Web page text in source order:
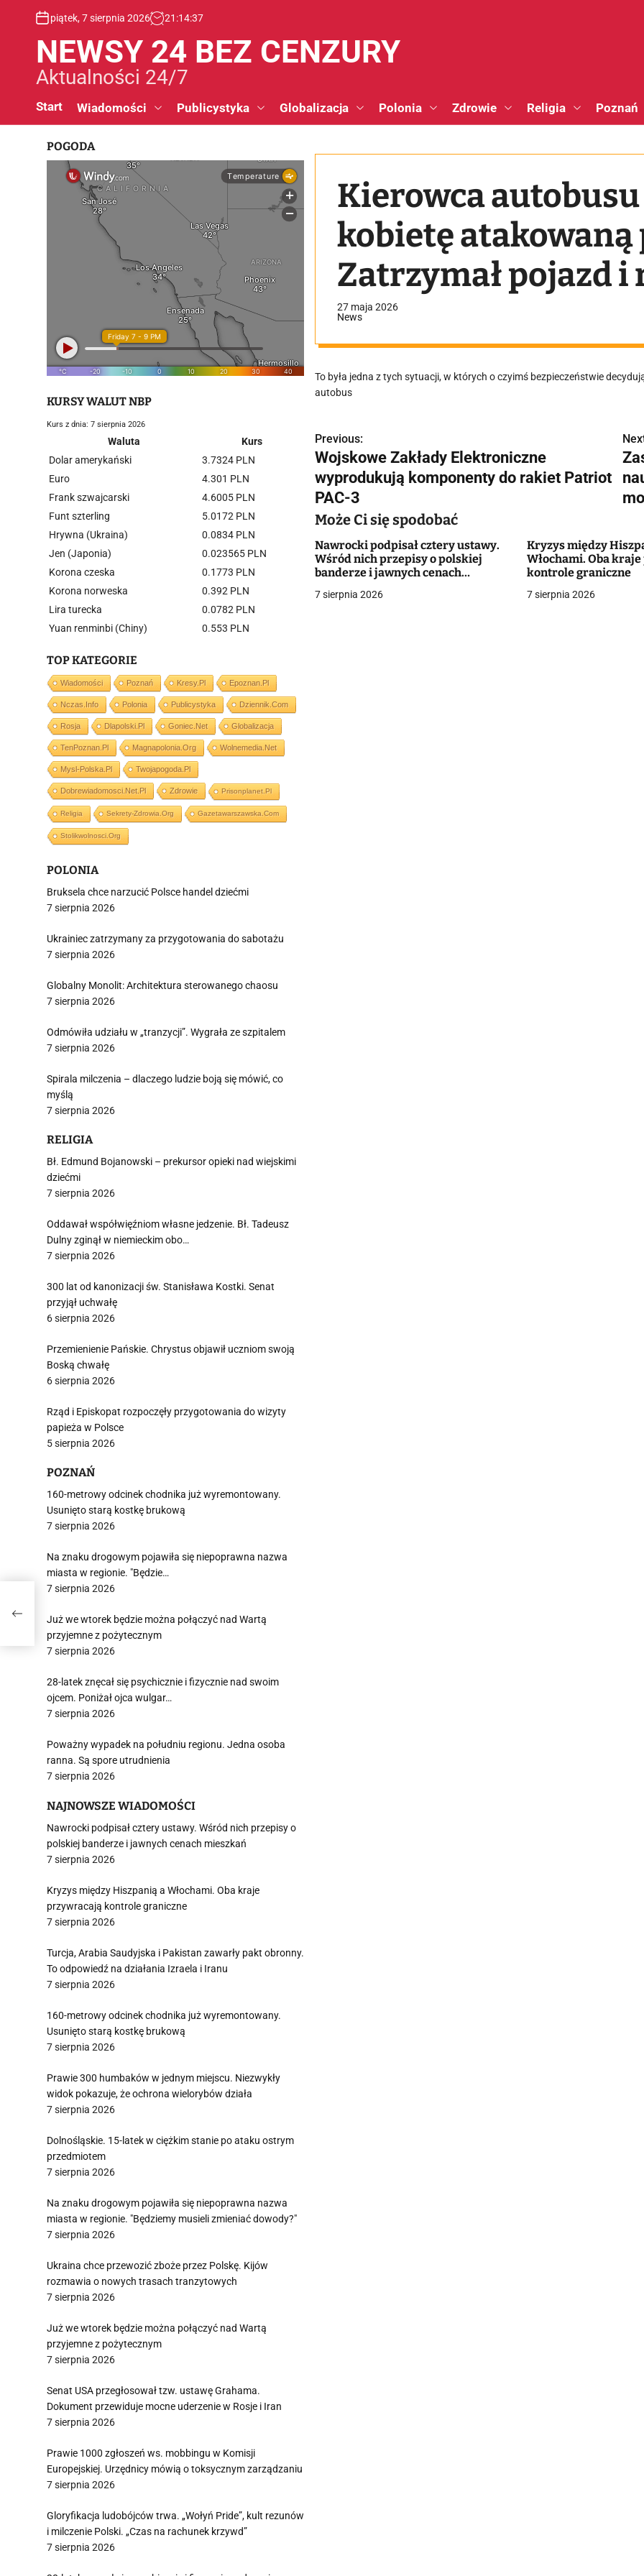
piątek, 7 sierpnia 2026 21 :14:38
NEWSY 24 BEZ CENZURY
Aktualności 24/7
Start Wiadomości Publicystyka Globalizacja Polonia Zdrowie Religia Poznań
Kierowca autobusu
kobietę atakowaną
Zatrzymał pojazd i
27 maja 2026
News
To była jedna z tych sytuacji, w których o czyimś bezpieczeństwie
autobus
N
a
w
i
g
a
Previous:
Wojskowe Zakłady Elektroniczne
wyprodukują komponenty do rakiet Patriot
PAC-3
Może Ci się spodobać
Nawrocki podpisał cztery ustawy.
Wśród nich przepisy o polskiej
banderze i jawnych cenach
7 sierpnia 2026
Kryzys między
Włochami. Oba
kontrole graniczne
7 sierpnia 2026
POGODA
KURSY WALUT NBP
Kurs z dnia: 7 sierpnia 2026
Waluta
Kurs
Dolar amerykański
3.7324 PLN
Euro
4.301 PLN
Frank szwajcarski
4.6005 PLN
Funt szterling
5.0172 PLN
Hrywna (Ukraina)
0.0834 PLN
Jen (Japonia)
0.023565 PLN
Korona czeska
0.1773 PLN
Korona norweska
0.392 PLN
Lira turecka
0.0782 PLN
Yuan renminbi (Chiny)
0.553 PLN
TOP KATEGORIE
Wiadomości Poznań Kresy.pl Epoznan.pl
Nczas.info Polonia Publicystyka Dziennik.com
Rosja Dlapolski.pl Goniec.net Globalizacja
TenPoznan.pl Magnapolonia.org Wolnemedia.net
Mysl-Polska.pl Twojapogoda.pl
Dobrewiadomosci.net.pl Zdrowie Prisonplanet.pl
Religia Sekrety-Zdrowia.org Gazetawarszawska.com
Stolikwolnosci.org
POLONIA
Bruksela chce narzucić Polsce handel dziećmi
7 sierpnia 2026
Ukrainiec zatrzymany za przygotowania do sabotażu
7 sierpnia 2026
Globalny Monolit: Architektura sterowanego chaosu
7 sierpnia 2026
Odmówiła udziału w „tranzycji”. Wygrała ze szpitalem
7 sierpnia 2026
Spirala milczenia – dlaczego ludzie boją się mówić, co
myślą
7 sierpnia 2026
RELIGIA
Bł. Edmund Bojanowski – prekursor opieki nad wiejskimi
dziećmi
7 sierpnia 2026
Oddawał współwięźniom własne jedzenie. Bł. Tadeusz
Dulny zginął w niemieckim obo…
7 sierpnia 2026
300 lat od kanonizacji św. Stanisława Kostki. Senat
przyjął uchwałę
6 sierpnia 2026
Przemienienie Pańskie. Chrystus objawił uczniom swoją
Boską chwałę
6 sierpnia 2026
Rząd i Episkopat rozpoczęły przygotowania do wizyty
papieża w Polsce
5 sierpnia 2026
POZNAŃ
160-metrowy odcinek chodnika już wyremontowany.
Usunięto starą kostkę brukową
7 sierpnia 2026
Na znaku drogowym pojawiła się niepoprawna nazwa
miasta w regionie. "Będzie…
7 sierpnia 2026
Już we wtorek będzie można połączyć nad Wartą
przyjemne z pożytecznym
7 sierpnia 2026
28-latek znęcał się psychicznie i fizycznie nad swoim
ojcem. Poniżał ojca wulgar…
7 sierpnia 2026
Poważny wypadek na południu regionu. Jedna osoba
ranna. Są spore utrudnienia
7 sierpnia 2026
NAJNOWSZE WIADOMOŚCI
Nawrocki podpisał cztery ustawy. Wśród nich przepisy o
polskiej banderze i jawnych cenach mieszkań
7 sierpnia 2026
Kryzys między Hiszpanią a Włochami. Oba kraje
przywracają kontrole graniczne
7 sierpnia 2026
Turcja, Arabia Saudyjska i Pakistan zawarły pakt obronny.
To odpowiedź na działania Izraela i Iranu
7 sierpnia 2026
160-metrowy odcinek chodnika już wyremontowany.
Usunięto starą kostkę brukową
7 sierpnia 2026
Prawie 300 humbaków w jednym miejscu. Niezwykły
widok pokazuje, że ochrona wielorybów działa
7 sierpnia 2026
Dolnośląskie. 15-latek w ciężkim stanie po ataku ostrym
przedmiotem
7 sierpnia 2026
Na znaku drogowym pojawiła się niepoprawna nazwa
miasta w regionie. "Będziemy musieli zmieniać dowody?"
7 sierpnia 2026
Ukraina chce przewozić zboże przez Polskę. Kijów
rozmawia o nowych trasach tranzytowych
7 sierpnia 2026
Już we wtorek będzie można połączyć nad Wartą
przyjemne z pożytecznym
7 sierpnia 2026
Senat USA przegłosował tzw. ustawę Grahama.
Dokument przewiduje mocne uderzenie w Rosje i Iran
7 sierpnia 2026
Prawie 1000 zgłoszeń ws. mobbingu w Komisji
Europejskiej. Urzędnicy mówią o toksycznym zarządzaniu
7 sierpnia 2026
Gloryfikacja ludobójców trwa. „Wołyń Pride”, kult rezunów
i milczenie Polski. „Czas na rachunek krzywd”
7 sierpnia 2026